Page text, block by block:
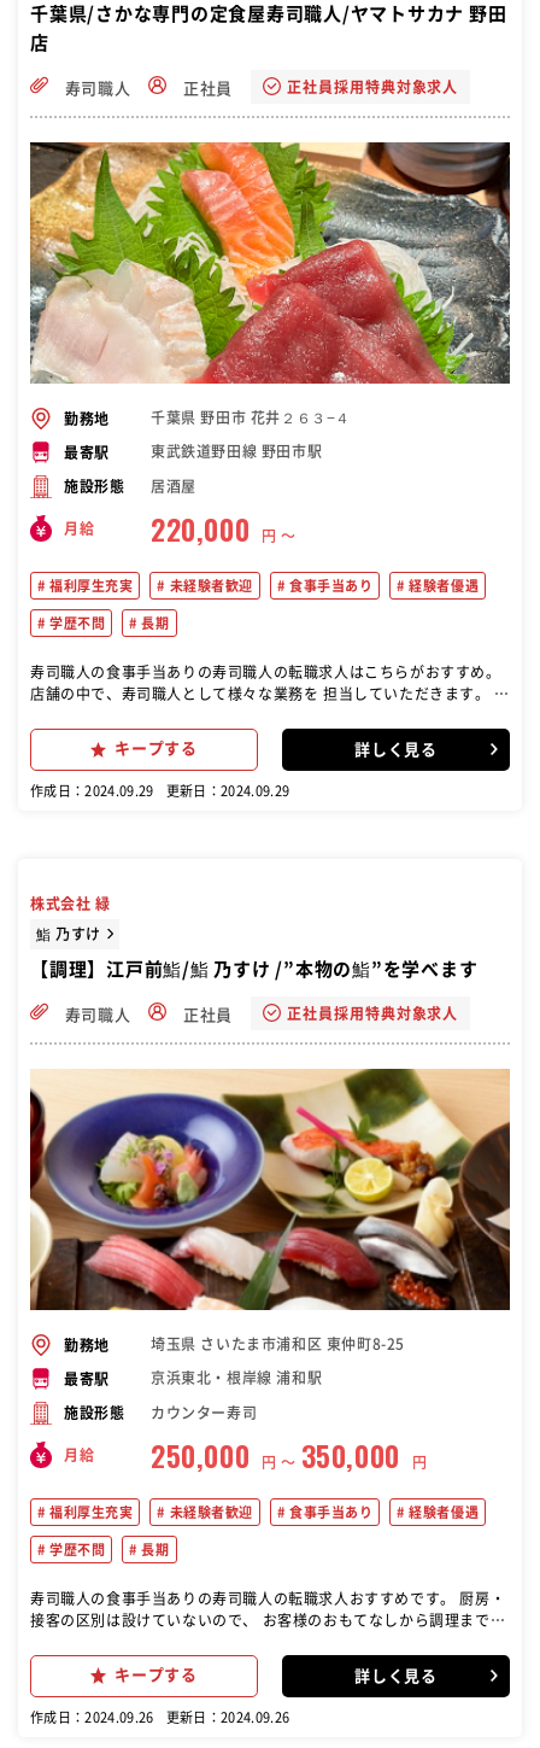
千葉県/さかな専門の定食屋寿司職人/ヤマトサカナ 野田
店
寿司職人 正社員 正社員採用特典対象求人
勤務地 千葉県 野田市 花井２６３−４
最寄駅 東武鉄道野田線 野田市駅
施設形態 居酒屋
月給 220,000 円 〜
福利厚生充実 未経験者歓迎 食事手当あり 経験者優遇
学歴不問 長期
寿司職人の食事手当ありの寿司職人の転職求人はこちらがおすすめ。
店舗の中で、寿司職人として様々な業務を 担当していただきます。 ＜
業務 ・盛付 ・洗い物 など
キープする 詳しく見る
作成日：2024.09.29 更新日：2024.09.29
株式会社 緑
鮨 乃すけ
【調理】江戸前鮨/鮨 乃すけ /”本物の鮨”を学べます
寿司職人 正社員 正社員採用特典対象求人
勤務地 埼玉県 さいたま市浦和区 東仲町8-25
最寄駅 京浜東北・根岸線 浦和駅
施設形態 カウンター寿司
月給 250,000 円 〜 350,000 円
福利厚生充実 未経験者歓迎 食事手当あり 経験者優遇
学歴不問 長期
寿司職人の食事手当ありの寿司職人の転職求人おすすめです。 厨房・
接客の区別は設けていないので、 お客様のおもてなしから調理まで幅
安心ください。 慣れてきたら、少しずつ「握り」にも挑戦していきま
しょう。 調理や上質な握りの技術、ワンランク上のおもてなしなど、
キープする 詳しく見る
作成日：2024.09.26 更新日：2024.09.26